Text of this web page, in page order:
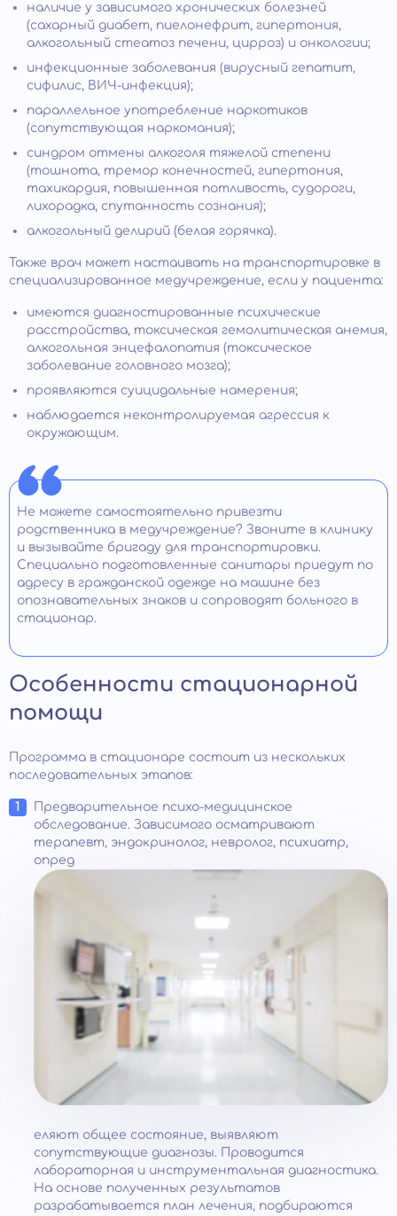
наличие у зависимого хронических болезней
(сахарный диабет, пиелонефрит, гипертония,
алкогольный стеатоз печени, цирроз) и онкологии;
инфекционные заболевания (вирусный гепатит,
сифилис, ВИЧ-инфекция);
параллельное употребление наркотиков
(сопутствующая наркомания);
синдром отмены алкоголя тяжелой степени
(тошнота, тремор конечностей, гипертония,
тахикардия, повышенная потливость, судороги,
лихорадка, спутанность сознания);
алкогольный делирий (белая горячка).
Также врач может настаивать на транспортировке в
специализированное медучреждение, если у пациента:
имеются диагностированные психические
расстройства, токсическая гемолитическая анемия,
алкогольная энцефалопатия (токсическое
заболевание головного мозга);
проявляются суицидальные намерения;
наблюдается неконтролируемая агрессия к
окружающим.
Не можете самостоятельно привезти
родственника в медучреждение? Звоните в клинику
и вызывайте бригаду для транспортировки.
Специально подготовленные санитары приедут по
адресу в гражданской одежде на машине без
опознавательных знаков и сопроводят больного в
стационар.
Особенности стационарной
помощи
Программа в стационаре состоит из нескольких
последовательных этапов:
Предварительное психо-медицинское
обследование. Зависимого осматривают
терапевт, эндокринолог, невролог, психиатр,
опред
еляют общее состояние, выявляют
сопутствующие диагнозы. Проводится
лабораторная и инструментальная диагностика.
На основе полученных результатов
разрабатывается план лечения, подбираются